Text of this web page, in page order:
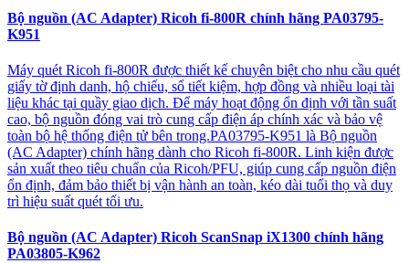
Bộ nguồn (AC Adapter) Ricoh fi-800R chính hãng PA03795-
K951
Máy quét Ricoh fi-800R được thiết kế chuyên biệt cho nhu cầu quét
giấy tờ định danh, hộ chiếu, sổ tiết kiệm, hợp đồng và nhiều loại tài
liệu khác tại quầy giao dịch. Để máy hoạt động ổn định với tần suất
cao, bộ nguồn đóng vai trò cung cấp điện áp chính xác và bảo vệ
toàn bộ hệ thống điện tử bên trong.PA03795-K951 là Bộ nguồn
(AC Adapter) chính hãng dành cho Ricoh fi-800R. Linh kiện được
sản xuất theo tiêu chuẩn của Ricoh/PFU, giúp cung cấp nguồn điện
ổn định, đảm bảo thiết bị vận hành an toàn, kéo dài tuổi thọ và duy
trì hiệu suất quét tối ưu.
Bộ nguồn (AC Adapter) Ricoh ScanSnap iX1300 chính hãng
PA03805-K962